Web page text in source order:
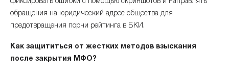
обращения на юридический адрес общества для
предотвращения порчи рейтинга в БКИ.
Как защититься от жестких методов взыскания
после закрытия МФО?